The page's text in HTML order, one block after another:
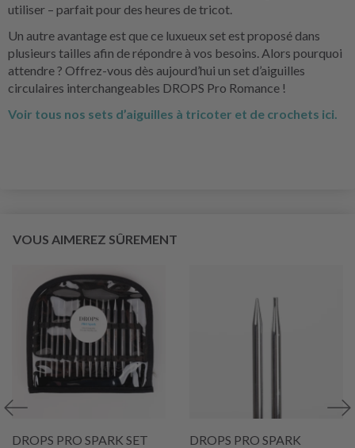
utiliser – parfait pour des heures de tricot.
Un autre avantage est que ce luxueux set est proposé dans
plusieurs tailles afin de répondre à vos besoins. Alors pourquoi
attendre ? Offrez-vous dès aujourd’hui un set d’aiguilles
circulaires interchangeables DROPS Pro Romance !
Voir tous nos sets d’aiguilles à tricoter et de crochets ici.
VOUS AIMEREZ SÛREMENT
DROPS PRO SPARK SET
DROPS PRO SPARK